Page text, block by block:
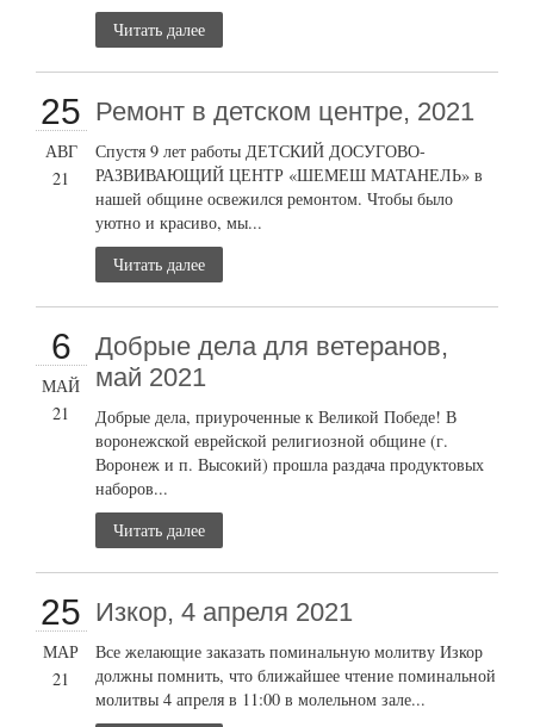
Читать далее
25
АВГ
21
Ремонт в детском центре, 2021
Спустя 9 лет работы ДЕТСКИЙ ДОСУГОВО-
РАЗВИВАЮЩИЙ ЦЕНТР «ШЕМЕШ МАТАНЕЛЬ» в
нашей общине освежился ремонтом. Чтобы было
уютно и красиво, мы...
Читать далее
6
МАЙ
21
Добрые дела для ветеранов,
май 2021
Добрые дела, приуроченные к Великой Победе! В
воронежской еврейской религиозной общине (г.
Воронеж и п. Высокий) прошла раздача продуктовых
наборов...
Читать далее
25
МАР
21
Изкор, 4 апреля 2021
Все желающие заказать поминальную молитву Изкор
должны помнить, что ближайшее чтение поминальной
молитвы 4 апреля в 11:00 в молельном зале...